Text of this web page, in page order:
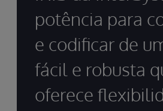
potência para
e codificar de
fácil e robusta
oferece